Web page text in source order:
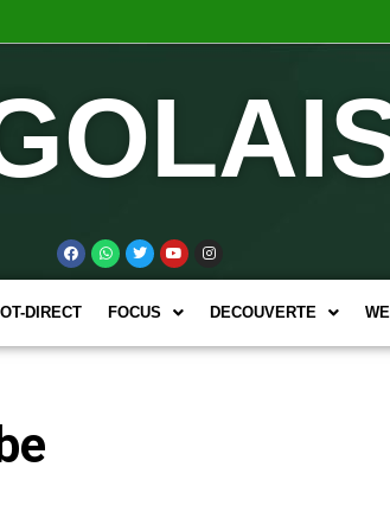
DIRECT FOCUS DECOUVERTE